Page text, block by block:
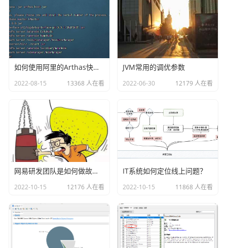
export SPRING_PROFILES_ACTIVE=${DATABASE}
export SPRING_DATASOURCE_URL="jdbc:mysql://192.16
8.31.30:3306/scheduler?useUnicode=true&characterE
ncoding=UTF-8&useSSL=false"
export SPRING_DATASOURCE_USERNAME="scheduler"
export SPRING_DATASOURCE_PASSWORD="YmBDpz775TeWT6
r2"
# DolphinScheduler server related configuration
export SPRING_CACHE_TYPE=${SPRING_CACHE_TYPE:-non
e}
export SPRING_JACKSON_TIME_ZONE=${SPRING_JACKSON_
TIME_ZONE:-UTC}
export MASTER_FETCH_COMMAND_NUM=${MASTER_FETCH_CO
MMAND_NUM:-10}
# Registry center configuration, determines the t
ype and link of the registry center
export REGISTRY_TYPE=${REGISTRY_TYPE:-zookeeper}
如何使用阿里的Arthas快速定位正在线上运行的程序问题
2022-08-15 13368 人在看
JVM常用的调优参数
2022-06-30 12179 人在看
网易研发团队是如何做故障演练的？
2022-10-15 12176 人在看
IT系统如何定位线上问题？
2022-10-15 11868 人在看